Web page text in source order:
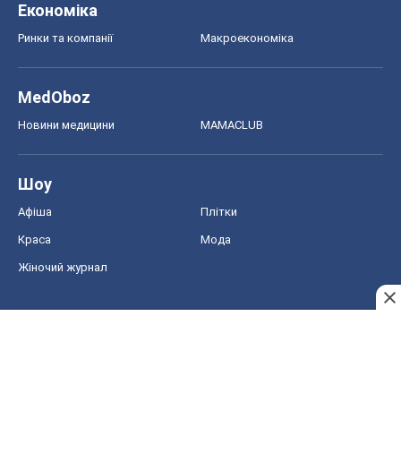
Економіка
Ринки та компанії Макроекономіка
MedOboz
Новини медицини MAMACLUB
Шоу
Афіша Плітки
Краса Мода
Жіночий журнал